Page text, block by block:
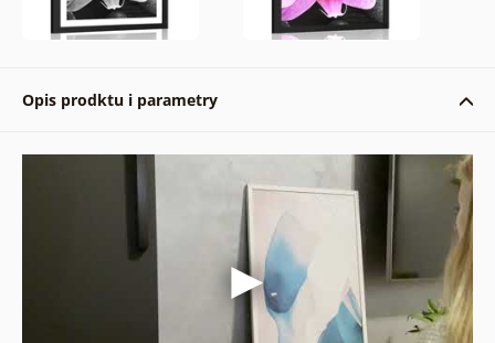
Opis prodktu i parametry